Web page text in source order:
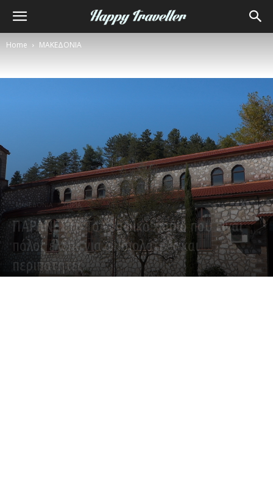
Home ΜΑΚΕΔΟΝΙΑ
ΜΑΚΕΔΟΝΙΑ ΧΩΡΙΑ
ΠΑΡΑΝΕΣΤΙ: Το γραφικό χωριό που είναι
πόλος έλξης για φυσιολάτρες και
περιπατητές